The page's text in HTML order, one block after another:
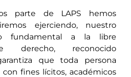
parte de LAPS hemos
ejerciendo, nuestro
fundamental a la libre
derecho, reconocido
que toda persona
con fines lícitos, académicos